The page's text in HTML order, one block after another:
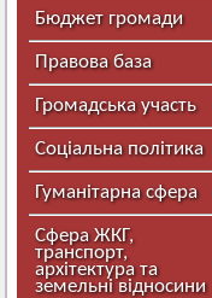
Бюджет громади
Правова база
Громадська участь
Соціальна політика
Гуманітарна сфера
Сфера ЖКГ,
транспорт,
архітектура та
земельні відносини